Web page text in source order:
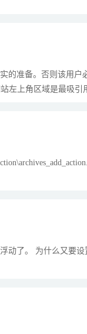
的准备。否则该用户
左上角区域是最吸引
动了。 为什么又要设